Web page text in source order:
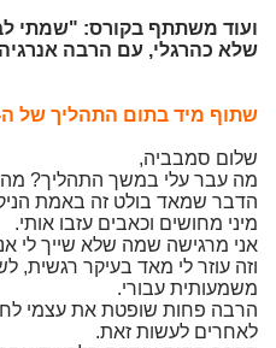
ועוד משתתף בקורס: "שמתי
שלא כהרגלי, עם הרבה
שתוף מיד בתום התהליך של ה-3
שלום סמבביה,
מה עבר עלי במשך התהליך? מה
הדבר שמאד בולט זה באמת
מיני מחושים וכאבים עזבו אותי.
אני מרגישה שמה שלא שייך לי
וזה עוזר לי מאד בעיקר רגשית,
משמעותית עבורי.
הרבה פחות שופטת את עצמי
לאחרים לעשות זאת.